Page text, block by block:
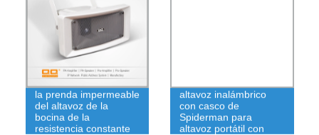
Altavoz al aire libre de
la prenda impermeable
del altavoz de la
bocina de la
resistencia constante
altavoz inalámbrico
con casco de
Spiderman para
altavoz portátil con